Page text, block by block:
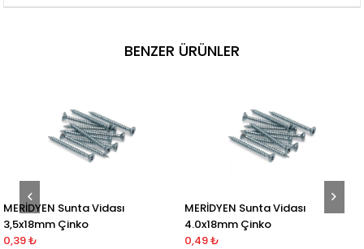
BENZER ÜRÜNLER
MERİDYEN Sunta Vidası
3,5x18mm Çinko
0,39 ₺
MERİDYEN Sunta Vidası
4.0x18mm Çinko
0,49 ₺